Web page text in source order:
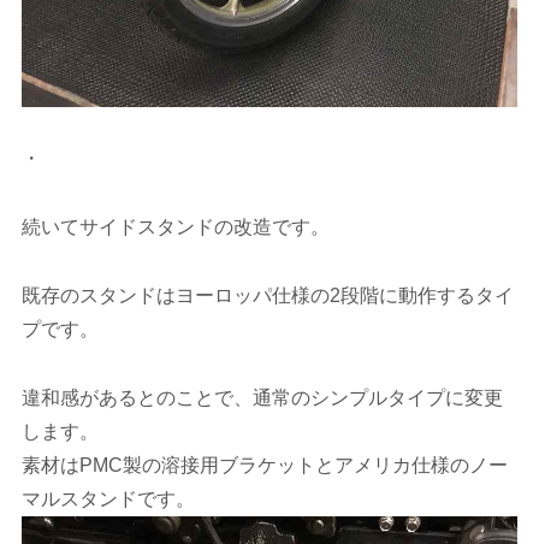
・
続いてサイドスタンドの改造です。
既存のスタンドはヨーロッパ仕様の2段階に動作するタイ
プです。
違和感があるとのことで、通常のシンプルタイプに変更
します。
素材はPMC製の溶接用ブラケットとアメリカ仕様のノー
マルスタンドです。